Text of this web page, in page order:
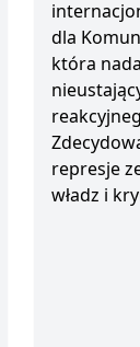
dla
która
represje
władz i